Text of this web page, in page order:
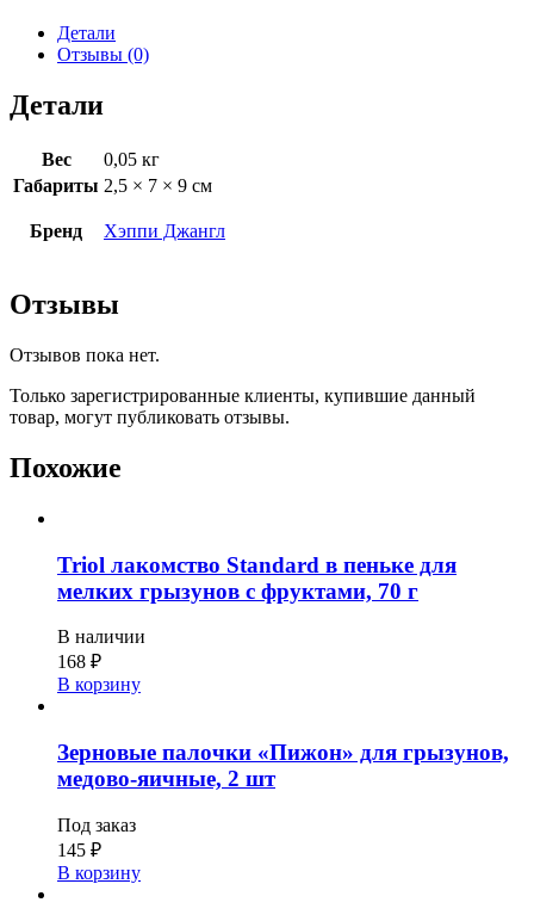
Детали
Отзывы (0)
Детали
Вес
0,05 кг
Габариты 2,5 × 7 × 9 см
Бренд Хэппи Джангл
Отзывы
Отзывов пока нет.
Только зарегистрированные клиенты, купившие данный
товар, могут публиковать отзывы.
Похожие
Triol лакомство Standard в пеньке для
мелких грызунов с фруктами, 70 г
В наличии
168 ₽
В корзину
Зерновые палочки «Пижон» для грызунов,
медово-яичные, 2 шт
Под заказ
145 ₽
В корзину